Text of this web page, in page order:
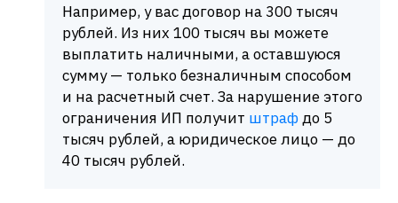
Например, у вас договор на 300 тысяч
рублей. Из них 100 тысяч вы можете
выплатить наличными, а оставшуюся
сумму — только безналичным способом
и на расчетный счет. За нарушение этого
ограничения ИП получит штрафдо 5
тысяч рублей, а юридическое лицо — до
40 тысяч рублей.​